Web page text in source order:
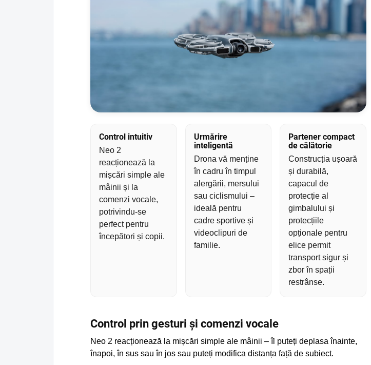
Control intuitiv
Neo 2
reacționează la
mișcări simple ale
mâinii și la
comenzi vocale,
potrivindu-se
perfect pentru
începători și copii.
Urmărire
inteligentă
Drona vă menține
în cadru în timpul
alergării, mersului
sau ciclismului –
ideală pentru
cadre sportive și
videoclipuri de
familie.
Partener compact
de călătorie
Construcția ușoară
și durabilă,
capacul de
protecție al
gimbalului și
protecțiile
opționale pentru
elice permit
transport sigur și
zbor în spații
restrânse.
Control prin gesturi și comenzi vocale
Neo 2 reacționează la mișcări simple ale mâinii – îl puteți deplasa înainte,
înapoi, în sus sau în jos sau puteți modifica distanța față de subiect.